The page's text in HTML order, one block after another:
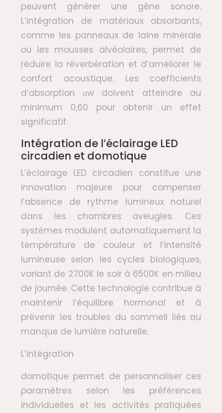
peuvent générer une gêne sonore.
L’intégration de matériaux absorbants,
comme les panneaux de laine minérale
ou les mousses alvéolaires, permet de
réduire la réverbération et d’améliorer le
confort acoustique. Les coefficients
d’absorption αw doivent atteindre au
minimum 0,60 pour obtenir un effet
significatif.
Intégration de l’éclairage LED
circadien et domotique
L’éclairage LED circadien constitue une
innovation majeure pour compenser
l’absence de rythme lumineux naturel
dans les chambres aveugles. Ces
systèmes modulent automatiquement la
température de couleur et l’intensité
lumineuse selon les cycles biologiques,
variant de 2700K le soir à 6500K en milieu
de journée. Cette technologie contribue à
maintenir l’équilibre hormonal et à
prévenir les troubles du sommeil liés au
manque de lumière naturelle.
L’intégration
domotique permet de personnaliser ces
paramètres selon les préférences
individuelles et les activités pratiquées